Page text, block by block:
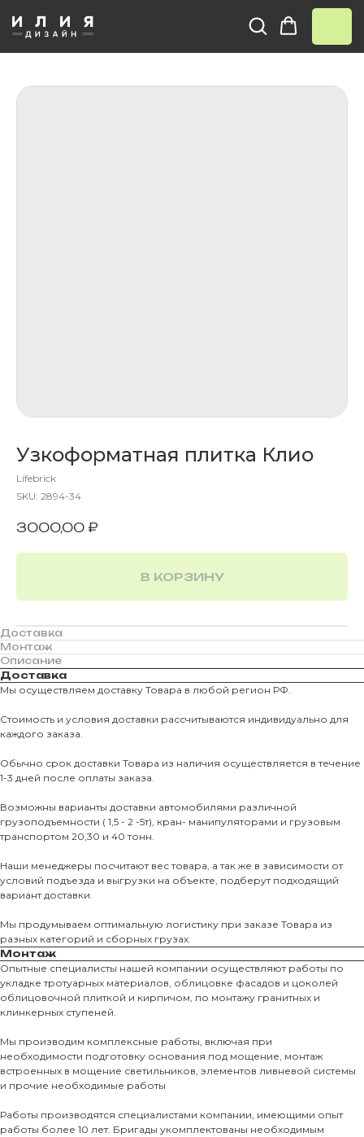
Узкоформатная плитка Клио
Lifebrick
SKU: 2894-34
3000,00 ₽
В КОРЗИНУ
Доставка
Монтаж
Описание
Доставка
Мы осуществляем доставку Товара в любой регион РФ.
Стоимость и условия доставки рассчитываются индивидуально для
каждого заказа.
Обычно срок доставки Товара из наличия осуществляется в течение
1-3 дней после оплаты заказа.
Возможны варианты доставки автомобилями различной
грузоподъемности ( 1,5 - 2 -5т), кран- манипуляторами и грузовым
транспортом 20,30 и 40 тонн.
Наши менеджеры посчитают вес товара, а так же в зависимости от
условий подъезда и выгрузки на объекте, подберут подходящий
вариант доставки.
Мы продумываем оптимальную логистику при заказе Товара из
разных категорий и сборных грузах.
Монтаж
Опытные специалисты нашей компании осуществляют работы по
укладке тротуарных материалов, облицовке фасадов и цоколей
облицовочной плиткой и кирпичом, по монтажу гранитных и
клинкерных ступеней.
Мы производим комплексные работы, включая при
необходимости подготовку основания под мощение, монтаж
встроенных в мощение светильников, элементов ливневой системы
и прочие необходимые работы
Работы производятся специалистами компании, имеющими опыт
работы более 10 лет. Бригады укомплектованы необходимым
О КОМПАНИИ